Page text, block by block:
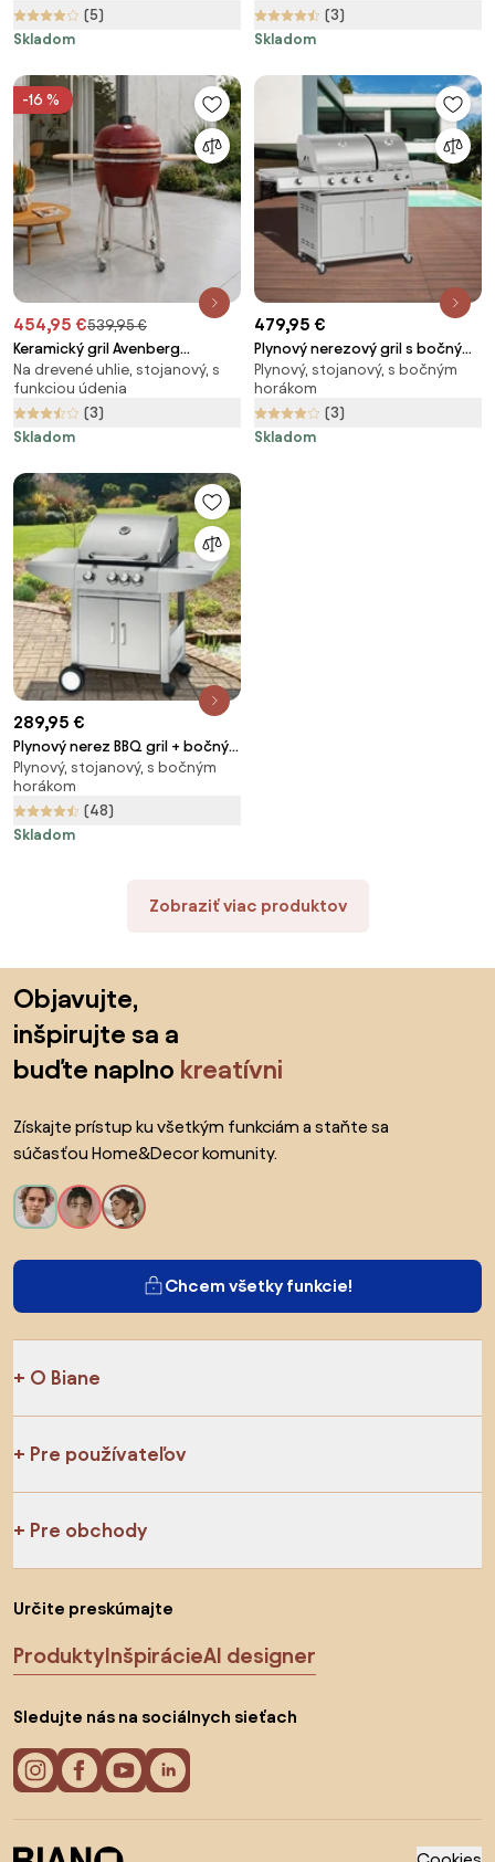
(5)
Skladom
(3)
Skladom
-16 %
454,95 €539,95 €
Keramický gril Avenberg
KAMADO XL červená
Na drevené uhlie, stojanový, s
funkciou údenia
(3)
Skladom
479,95 €
Plynový nerezový gril s bočným
+ INFRA horákom Avenberg
LINCOLN
Plynový, stojanový, s bočným
horákom
(3)
Skladom
289,95 €
Plynový nerez BBQ gril + bočný
horák WELLINGTON + el. ihla-
ražeň ZADARMO
Plynový, stojanový, s bočným
horákom
(48)
Skladom
Zobraziť viac produktov
Objavujte,
inšpirujte sa a
buďte naplno kreatívni
Získajte prístup ku všetkým funkciám a staňte sa
súčasťou Home&Decor komunity.
Chcem všetky funkcie!
O Biane
Pre používateľov
Pre obchody
Určite preskúmajte
ProduktyInšpirácieAI designer
Sledujte nás na sociálnych sieťach